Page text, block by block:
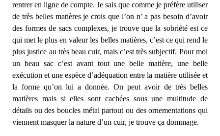
rentrer en ligne de compte. Je sais que comme je préfère utiliser
de très belles matières je crois que l’on n’ a pas besoin d’avoir
des formes de sacs complexes, je trouve que la sobriété est ce
qui met le plus en valeur les belles matières, c’est ce qui rend le
plus justice au très beau cuir, mais c’est très subjectif. Pour moi
un beau sac c’est avant tout une belle matière, une belle
exécution et une espèce d’adéquation entre la matière utilisée et
la forme qu’on lui a donnée. On peut avoir de très belles
matières mais si elles sont cachées sous une multitude de
détails ou des boucles métal partout ou des ornementations qui
viennent masquer la nature d’un cuir, je trouve ça dommage.